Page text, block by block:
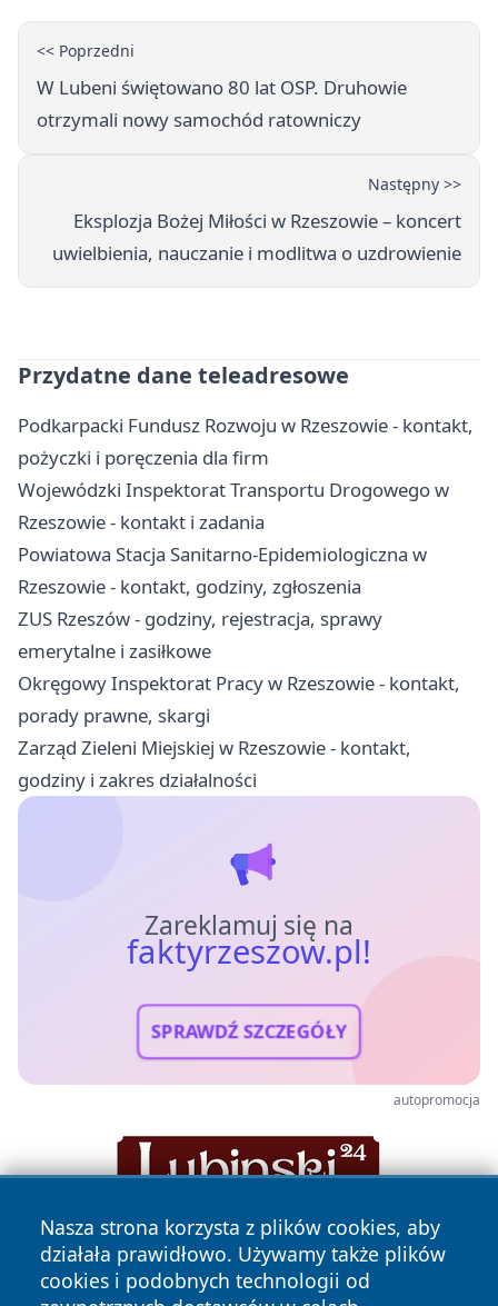
<< Poprzedni
W Lubeni świętowano 80 lat OSP. Druhowie
otrzymali nowy samochód ratowniczy
Następny >>
Eksplozja Bożej Miłości w Rzeszowie – koncert
uwielbienia, nauczanie i modlitwa o uzdrowienie
Przydatne dane teleadresowe
Podkarpacki Fundusz Rozwoju w Rzeszowie - kontakt,
pożyczki i poręczenia dla firm
Wojewódzki Inspektorat Transportu Drogowego w
Rzeszowie - kontakt i zadania
Powiatowa Stacja Sanitarno-Epidemiologiczna w
Rzeszowie - kontakt, godziny, zgłoszenia
ZUS Rzeszów - godziny, rejestracja, sprawy
emerytalne i zasiłkowe
Okręgowy Inspektorat Pracy w Rzeszowie - kontakt,
porady prawne, skargi
Zarząd Zieleni Miejskiej w Rzeszowie - kontakt,
godziny i zakres działalności
Zareklamuj się na
faktyrzeszow.pl!
SPRAWDŹ SZCZEGÓŁY
autopromocja
Nasza strona korzysta z plików cookies, aby
działała prawidłowo. Używamy także plików
cookies i podobnych technologii od